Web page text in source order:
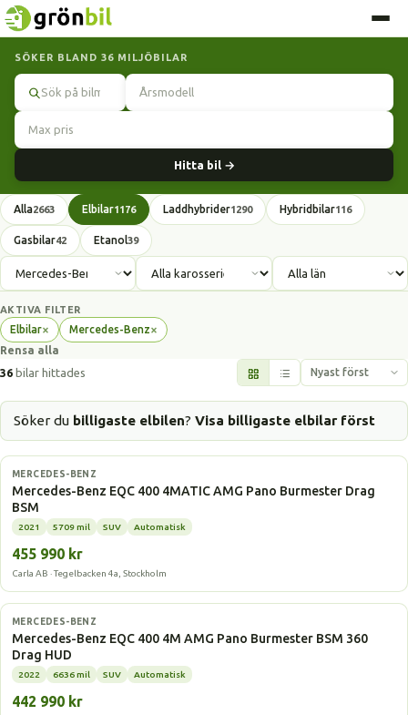
SÖKER BLAND 36 MILJÖBILAR
Hitta bil →
Alla2663 Elbilar1176 Laddhybrider1290 Hybridbilar116
Gasbilar42 Etanol39
AKTIVA FILTER
Elbilar×
Ta
bort
filter
Mercedes-Benz×
Ta
filter
Rensa alla
36 bilar hittades
Söker du billigaste elbilen? Visa billigaste elbilar först
Elbil
MERCEDES-BENZ
Mercedes-Benz EQC 400 4MATIC AMG Pano Burmester Drag
BSM
2021 5709 mil SUV Automatisk
455 990 kr
Carla AB · Tegelbacken 4a, Stockholm
Elbil
MERCEDES-BENZ
Mercedes-Benz EQC 400 4M AMG Pano Burmester BSM 360
Drag HUD
2022 6636 mil SUV Automatisk
442 990 kr